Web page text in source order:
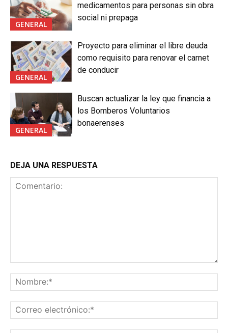
GENERAL
medicamentos para personas sin obra
social ni prepaga
GENERAL
Proyecto para eliminar el libre deuda
como requisito para renovar el carnet
de conducir
GENERAL
Buscan actualizar la ley que financia a
los Bomberos Voluntarios
bonaerenses
DEJA UNA RESPUESTA